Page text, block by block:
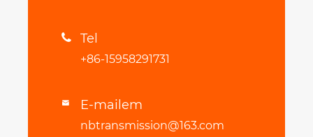
 Tel
+86-15958291731
 E-mailem
nbtransmission@163.com